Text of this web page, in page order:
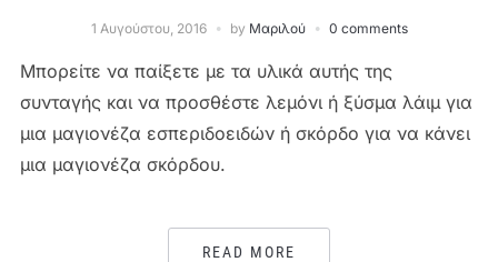
1 Αυγούστου, 2016 by Μαριλού 0 comments
Μπορείτε να παίξετε με τα υλικά αυτής της
συνταγής και να προσθέστε λεμόνι ή ξύσμα λάιμ για
μια μαγιονέζα εσπεριδοειδών ή σκόρδο για να κάνει
μια μαγιονέζα σκόρδου.
READ MORE